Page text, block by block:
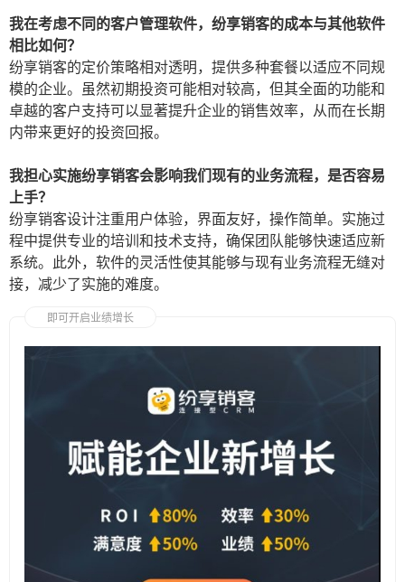
我在考虑不同的客户管理软件，纷享销客的成本与其他软件
相比如何？
纷享销客的定价策略相对透明，提供多种套餐以适应不同规
模的企业。虽然初期投资可能相对较高，但其全面的功能和
卓越的客户支持可以显著提升企业的销售效率，从而在长期
内带来更好的投资回报。
我担心实施纷享销客会影响我们现有的业务流程，是否容易
上手？
纷享销客设计注重用户体验，界面友好，操作简单。实施过
程中提供专业的培训和技术支持，确保团队能够快速适应新
系统。此外，软件的灵活性使其能够与现有业务流程无缝对
接，减少了实施的难度。
即可开启业绩增长